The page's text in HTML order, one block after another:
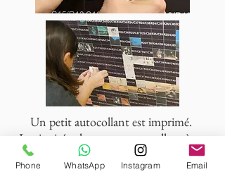
Un petit autocollant est imprimé.
Les invités placent cet autocollant à un
emplacement spécifié (rangé et colonne)
sur le mur.
Phone WhatsApp Instagram Email